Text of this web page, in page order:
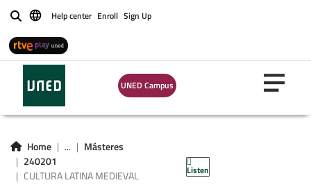
BuscarHelp center Enroll Sign Up
UNED Campus
Home ...
Másteres
240201
CULTURA LATINA MEDIEVAL
Listen
CULTURA LATINA
MEDIEVAL